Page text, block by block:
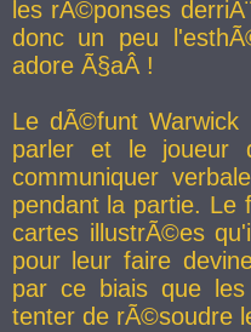
les rÃ©ponses
donc un peu
adore Ã§aÂ !
Le dÃ©funt Warwick
parler et le joueur
communiquer
pendant la partie. Le
cartes illustrÃ©es
pour leur faire
par ce biais que
tenter de rÃ©soudre